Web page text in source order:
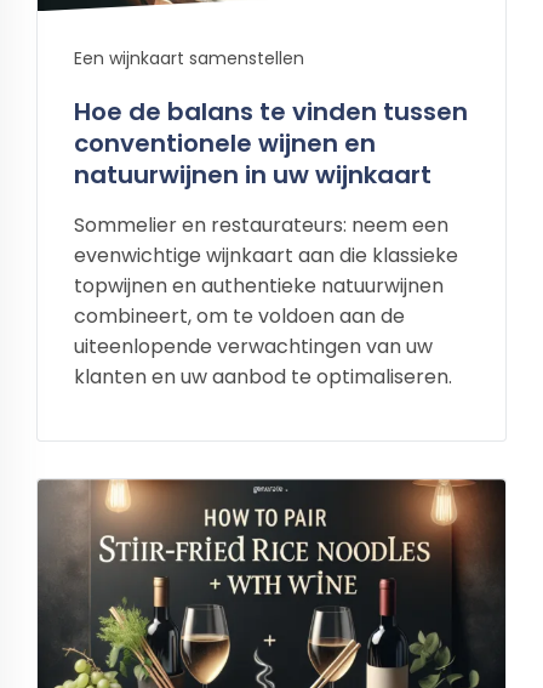
Een wijnkaart samenstellen
Hoe de balans te vinden tussen
conventionele wijnen en
natuurwijnen in uw wijnkaart
Sommelier en restaurateurs: neem een
evenwichtige wijnkaart aan die klassieke
topwijnen en authentieke natuurwijnen
combineert, om te voldoen aan de
uiteenlopende verwachtingen van uw
klanten en uw aanbod te optimaliseren.